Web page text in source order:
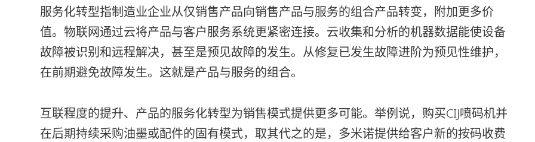
服务化转型指制造业企业从仅销售产品向销售产品与服务的组合产品转变，附加更多价
值。物联网通过云将产品与客户服务系统更紧密连接。云收集和分析的机器数据能使设备
故障被识别和远程解决，甚至是预见故障的发生。从修复已发生故障进阶为预见性维护，
在前期避免故障发生。这就是产品与服务的组合。
互联程度的提升、产品的服务化转型为销售模式提供更多可能。举例说，购买CIJ喷码机并
在后期持续采购油墨或配件的固有模式，取其代之的是，多米诺提供给客户新的按码收费